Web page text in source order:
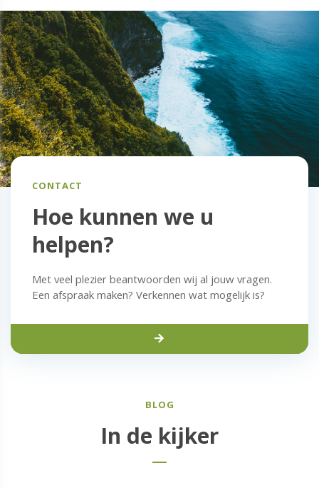
CONTACT
Hoe kunnen we u
helpen?
Met veel plezier beantwoorden wij al jouw vragen.
Een afspraak maken? Verkennen wat mogelijk is?
BLOG
In de kijker